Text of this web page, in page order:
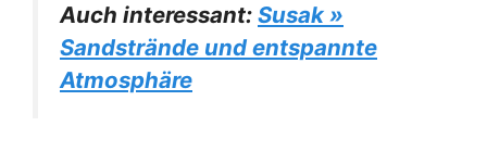
Auch interessant: Susak »
Sandstrände und entspannte
Atmosphäre